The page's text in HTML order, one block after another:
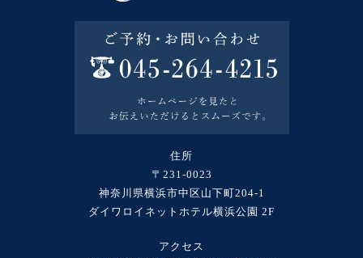
住所
〒231-0023
神奈川県横浜市中区山下町204-1
ダイワロイネットホテル横浜公園 2F
アクセス